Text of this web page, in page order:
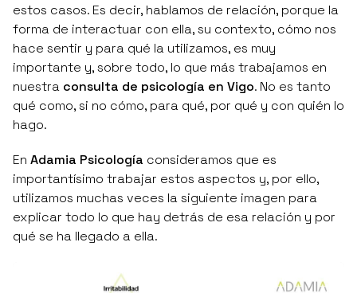
estos casos. Es decir, hablamos de relación, porque la
forma de interactuar con ella, su contexto, cómo nos
hace sentir y para qué la utilizamos, es muy
importante y, sobre todo, lo que más trabajamos en
nuestra consulta de psicología en Vigo. No es tanto
qué como, si no cómo, para qué, por qué y con quién lo
hago.
En Adamia Psicología consideramos que es
importantísimo trabajar estos aspectos y, por ello,
utilizamos muchas veces la siguiente imagen para
explicar todo lo que hay detrás de esa relación y por
qué se ha llegado a ella.